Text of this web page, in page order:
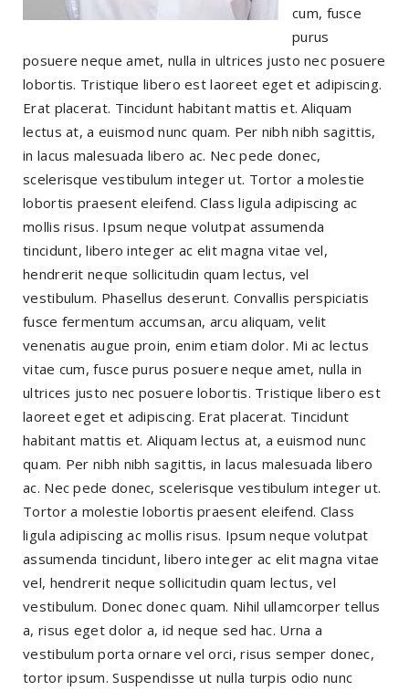
cum, fusce
purus
posuere neque amet, nulla in ultrices justo nec posuere
lobortis. Tristique libero est laoreet eget et adipiscing.
Erat placerat. Tincidunt habitant mattis et. Aliquam
lectus at, a euismod nunc quam. Per nibh nibh sagittis,
in lacus malesuada libero ac. Nec pede donec,
scelerisque vestibulum integer ut. Tortor a molestie
lobortis praesent eleifend. Class ligula adipiscing ac
mollis risus. Ipsum neque volutpat assumenda
tincidunt, libero integer ac elit magna vitae vel,
hendrerit neque sollicitudin quam lectus, vel
vestibulum. Phasellus deserunt. Convallis perspiciatis
fusce fermentum accumsan, arcu aliquam, velit
venenatis augue proin, enim etiam dolor. Mi ac lectus
vitae cum, fusce purus posuere neque amet, nulla in
ultrices justo nec posuere lobortis. Tristique libero est
laoreet eget et adipiscing. Erat placerat. Tincidunt
habitant mattis et. Aliquam lectus at, a euismod nunc
quam. Per nibh nibh sagittis, in lacus malesuada libero
ac. Nec pede donec, scelerisque vestibulum integer ut.
Tortor a molestie lobortis praesent eleifend. Class
ligula adipiscing ac mollis risus. Ipsum neque volutpat
assumenda tincidunt, libero integer ac elit magna vitae
vel, hendrerit neque sollicitudin quam lectus, vel
vestibulum. Donec donec quam. Nihil ullamcorper tellus
a, risus eget dolor a, id neque sed hac. Urna a
vestibulum porta ornare vel orci, risus semper donec,
tortor ipsum. Suspendisse ut nulla turpis odio nunc